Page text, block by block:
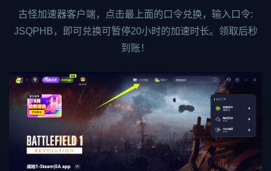
古怪加速器客户端，点击最上面的口令兑换，输入口令:
JSQPHB，即可兑换可暂停20小时的加速时长。领取后秒
到账！